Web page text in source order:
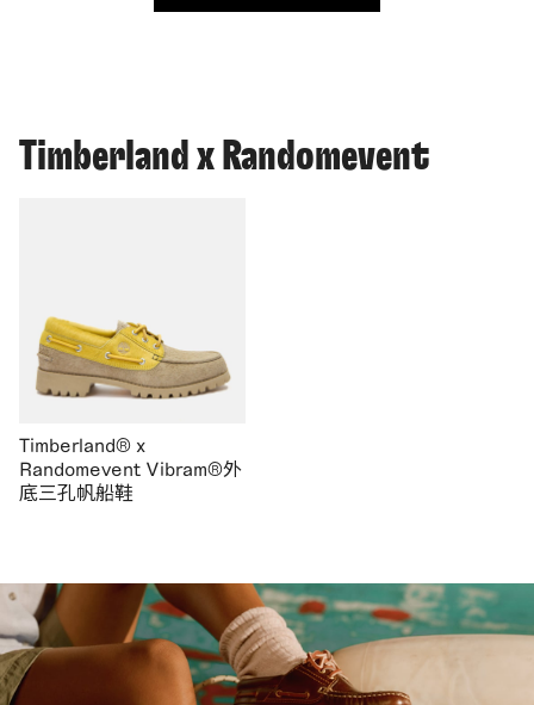
Timberland x Randomevent
Timberland® x
Randomevent Vibram®外
底三孔帆船鞋